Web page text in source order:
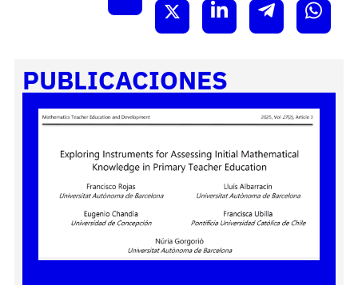
PUBLICACIONES